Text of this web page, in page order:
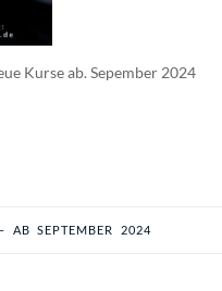
Kurse ab. Sepember 2024
AB SEPTEMBER 2024